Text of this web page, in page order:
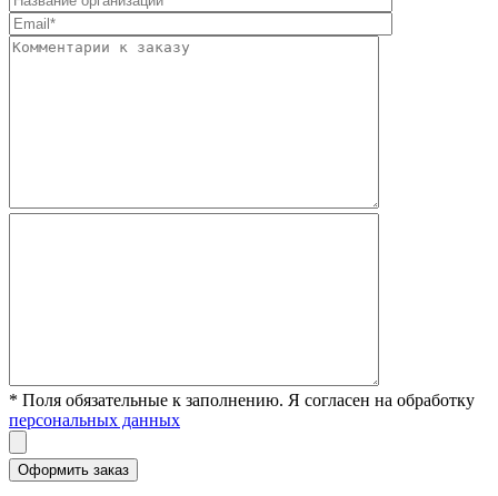
* Поля обязательные к заполнению. Я согласен на обработку
персональных данных